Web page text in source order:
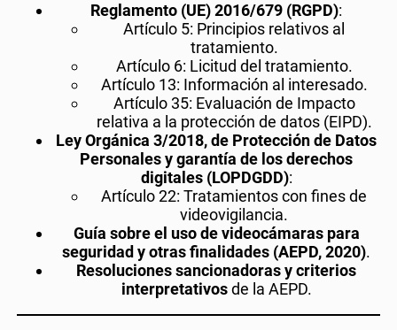
Reglamento (UE) 2016/679 (RGPD):
Artículo 5: Principios relativos al
tratamiento.
Artículo 6: Licitud del tratamiento.
Artículo 13: Información al interesado.
Artículo 35: Evaluación de Impacto
relativa a la protección de datos (EIPD).
Ley Orgánica 3/2018, de Protección de Datos
Personales y garantía de los derechos
digitales (LOPDGDD):
Artículo 22: Tratamientos con fines de
videovigilancia.
Guía sobre el uso de videocámaras para
seguridad y otras finalidades (AEPD, 2020).
Resoluciones sancionadoras y criterios
interpretativosde la AEPD.